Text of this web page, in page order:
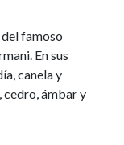
famoso
En sus
canela y
cedro, ámbar y